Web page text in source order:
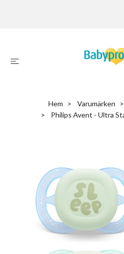
Hem Varumärken
Philips Avent - Ultra